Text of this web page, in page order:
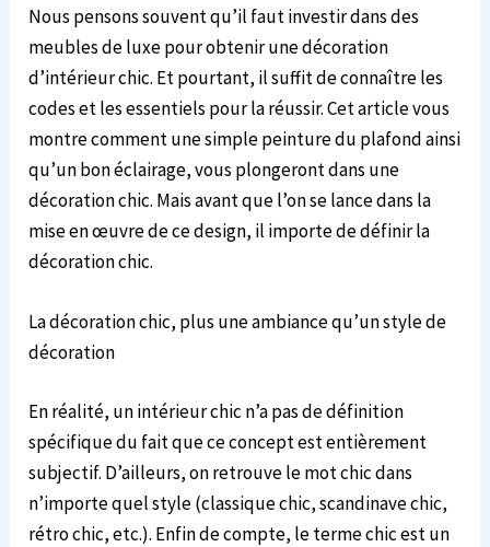
Nous pensons souvent qu’il faut investir dans des
meubles de luxe pour obtenir une décoration
d’intérieur chic. Et pourtant, il suffit de connaître les
codes et les essentiels pour la réussir. Cet article vous
montre comment une simple peinture du plafond ainsi
qu’un bon éclairage, vous plongeront dans une
décoration chic. Mais avant que l’on se lance dans la
mise en œuvre de ce design, il importe de définir la
décoration chic.
La décoration chic, plus une ambiance qu’un style de
décoration
En réalité, un intérieur chic n’a pas de définition
spécifique du fait que ce concept est entièrement
subjectif. D’ailleurs, on retrouve le mot chic dans
n’importe quel style (classique chic, scandinave chic,
rétro chic, etc.). Enfin de compte, le terme chic est un